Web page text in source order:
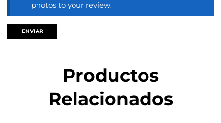
photos to your review.
Productos
Relacionados